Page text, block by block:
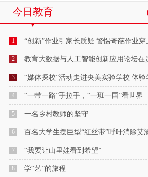
今日教育
1 “创新”作业引家长质疑 警惕奇葩作业穿
2 教育大数据与人工智能创新应用论坛在
3 “媒体探校”活动走进央美实验学校 体验
4 “一带一路”手拉手，“一班一国”看世界
5 一名乡村教师的坚守
6 百名大学生摆巨型“红丝带”呼吁消除艾
7 “我要让山里娃看到希望”
8 学“艺”的旅程